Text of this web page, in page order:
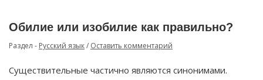
Обилие или изобилие как правильно?
Раздел - Русский язык/ Оставить комментарий
Существительные частично являются синонимами.